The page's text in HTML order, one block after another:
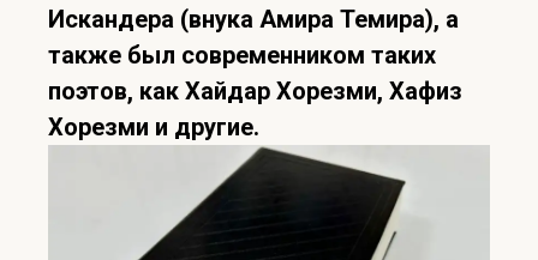
Искандера (внука Амира Темира), а
также был современником таких
поэтов, как Хайдар Хорезми, Хафиз
Хорезми и другие.